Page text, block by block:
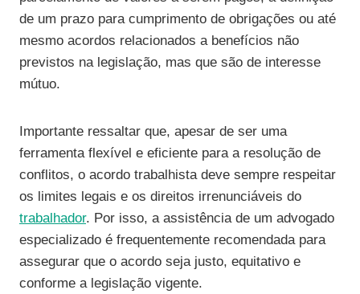
de um prazo para cumprimento de obrigações ou até
mesmo acordos relacionados a benefícios não
previstos na legislação, mas que são de interesse
mútuo.
Importante ressaltar que, apesar de ser uma
ferramenta flexível e eficiente para a resolução de
conflitos, o acordo trabalhista deve sempre respeitar
os limites legais e os direitos irrenunciáveis do
trabalhador. Por isso, a assistência de um advogado
especializado é frequentemente recomendada para
assegurar que o acordo seja justo, equitativo e
conforme a legislação vigente.